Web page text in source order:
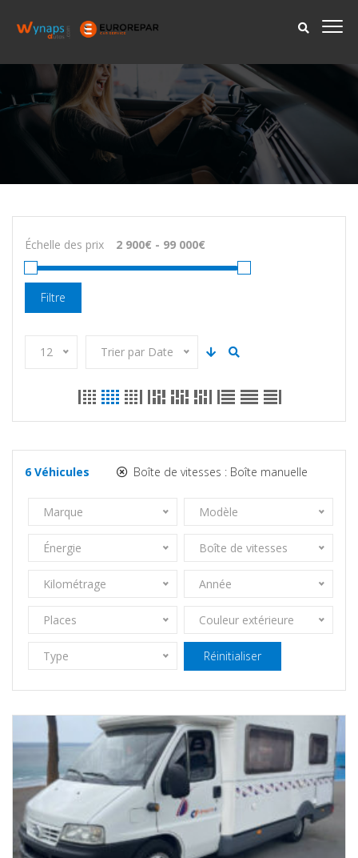
Échelle des prix
Filtre
12 Trier par Date
6 Véhicules Boîte de vitesses : Boîte manuelle
Marque Modèle
Énergie Boîte de vitesses
Kilométrage Année
Places Couleur extérieure
Type Réinitialiser